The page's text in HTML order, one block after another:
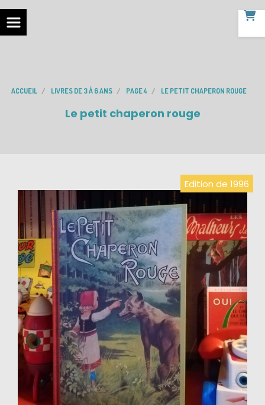
ACCUEIL LIVRES DE 3 À 6 ANS PAGE 4 LE PETIT CHAPERON ROUGE
Le petit chaperon rouge
Edition de 1996